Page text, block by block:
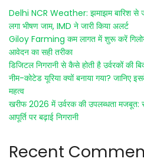
Delhi NCR Weather: झमाझम बारिश से
लगा भीषण जाम, IMD ने जारी किया अलर्ट
Giloy Farming कम लागत में शुरू करें
आवेदन का सही तरीका
डिजिटल निगरानी से कैसे होती है उर्वरकों की
नीम-कोटेड यूरिया क्यों बनाया गया? जानिए
महत्व
खरीफ 2026 में उर्वरक की उपलब्धता मजबूत:
आपूर्ति पर बढ़ाई निगरानी
Recent